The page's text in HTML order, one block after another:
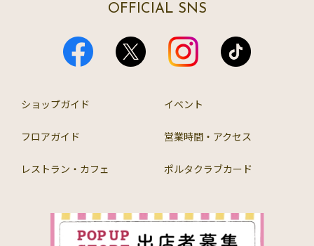
OFFICIAL SNS
ショップガイド イベント
フロアガイド 営業時間・アクセス
レストラン・カフェ ポルタクラブカード